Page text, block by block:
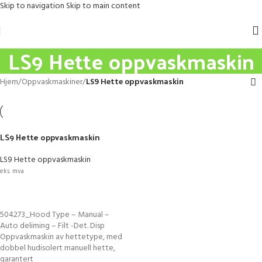
Skip to navigation Skip to main content
LS9 Hette oppvaskmaskin
Hjem/Oppvaskmaskiner/LS9 Hette oppvaskmaskin
LS9 Hette oppvaskmaskin
LS9 Hette oppvaskmaskin
eks. mva
504273_Hood Type – Manual –
Auto deliming – Filt -Det. Disp
Oppvaskmaskin av hettetype, med
dobbel hudisolert manuell hette,